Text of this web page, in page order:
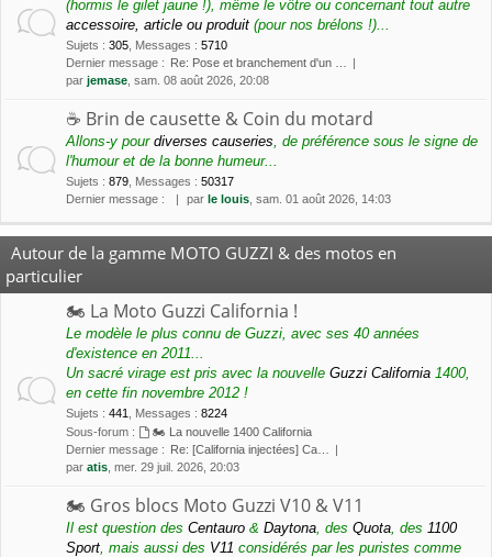
(hormis le gilet jaune !), même le vôtre ou concernant tout autre
accessoire, article ou produit (pour nos brélons !)...
Sujets : 305 Messages : 5710
Dernier message : Re: Pose et branchement d'un …
par jemase , sam. 08 août 2026, 20:08
☕️ Brin de causette & Coin du motard
Allons-y pour diverses causeries , de préférence sous le signe de
l'humour et de la bonne humeur...
Sujets : 879 Messages : 50317
Dernier message :
par le louis , sam. 01 août 2026, 14:03
Autour de la gamme MOTO GUZZI & des motos en
particulier
🏍 La Moto Guzzi California !
Le modèle le plus connu de Guzzi, avec ses 40 années
d'existence en 2011...
Un sacré virage est pris avec la nouvelle Guzzi California 1400,
en cette fin novembre 2012 !
Sujets : 441 Messages : 8224
Sous-forum :
🏍 La nouvelle 1400 California
Dernier message : Re: [California injectées] Ca…
par atis , mer. 29 juil. 2026, 20:03
🏍 Gros blocs Moto Guzzi V10 & V11
Il est question des Centauro & Daytona , des Quota , des 1100
Sport , mais aussi des V11 considérés par les puristes comme